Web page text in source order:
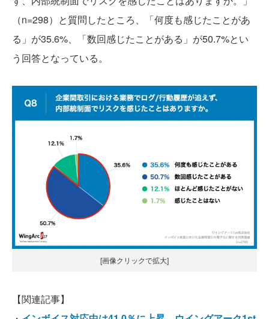
（n=298）と質問したところ、「何度も感じたことがあ
る」が35.6%、「数回感じたことがある」が50.7%とい
う回答となっている。
[画像クリックで拡大]
【関連記事】